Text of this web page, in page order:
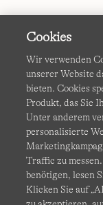
AGB
Cookies Ich
Site
Cookies
Wir verwenden
unserer Website
bieten. Cookies
Produkt, das Sie
Unter anderem
personalisierte
Traffic zu
benötigen, lesen
Klicken Sie auf